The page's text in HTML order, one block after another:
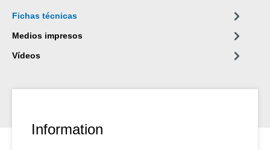
Fichas técnicas
Medios impresos
Vídeos
Information